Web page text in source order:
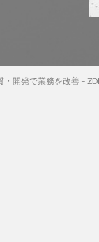
開発で業務を改善 –